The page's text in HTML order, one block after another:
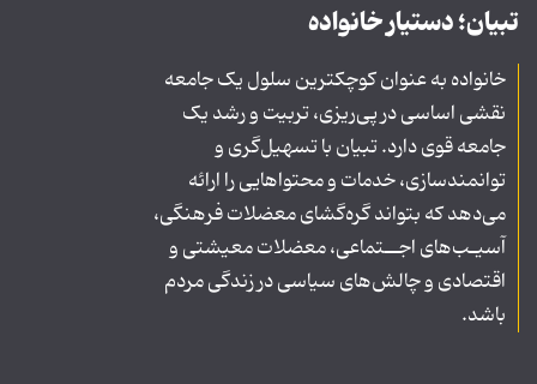
تبیان؛ دستیار خانواده
خانواده به عنوان کوچکترین سلول یک جامعه
نقشی اساسی در پی‌ریزی، تربیت و رشد یک
جامعه قوی دارد. تبیان با تسهیل‌گری و
توانمندسازی، خدمات و محتواهایی را ارائه
می‌دهد که بتواند گره‌گشای معضلات فرهنگی،
آسیـب‌های اجــتماعی، معضلات معیشتی و
اقتصادی و چالش‌های سیاسی در زندگی مردم
باشد.